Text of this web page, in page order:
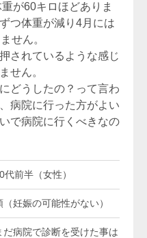
が60キロほどありま
つ体重が減り4月には
せん。
されているような感じ
せん。
どうしたの？って言わ
病院に行った方がよい
で病院に行くべきなの
代前半（女性）
（妊娠の可能性がない）
だ病院で診断を受けた事は